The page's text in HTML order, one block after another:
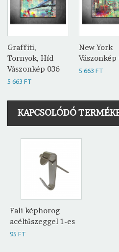
Graffiti,
Tornyok, Híd
Vászonkép 036
5 663 FT
New York
Vászonkép
5 663 FT
KAPCSOLÓDÓ
Fali képhorog
acéltűszeggel 1-es
95 FT